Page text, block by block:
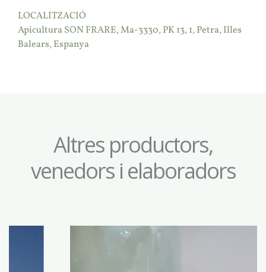
LOCALITZACIÓ
Apicultura SON FRARE, Ma-3330, PK 13, 1, Petra, Illes
Balears, Espanya
Altres productors,
venedors i elaboradors